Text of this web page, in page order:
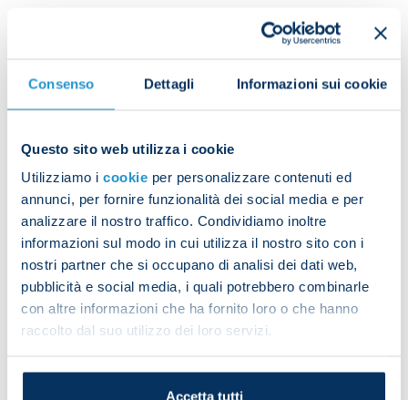
Consenso Dettagli Informazioni sui cookie
Questo sito web utilizza i cookie
Utilizziamo i cookie per personalizzare contenuti ed
annunci, per fornire funzionalità dei social media e per
analizzare il nostro traffico. Condividiamo inoltre
informazioni sul modo in cui utilizza il nostro sito con i
nostri partner che si occupano di analisi dei dati web,
pubblicità e social media, i quali potrebbero combinarle
con altre informazioni che ha fornito loro o che hanno
raccolto dal suo utilizzo dei loro servizi.
Accetta tutti
Azzurri crowned champions for the third time in
Our match-winner celebrates in Turin
Juventus 0-1 Napoli (HT 0-0)
Scorer: Raspadori 90+3.
JUVENTUS : Szczesny; Gatti, Rugani, Danilo,
Kostic (Chiesa 61), Soule (Fagioli 66), Milik (Vlahovic